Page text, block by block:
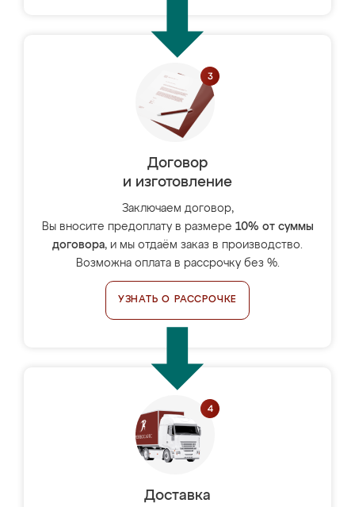
Договор
и изготовление
Заключаем договор,
Вы вносите предоплату в размере 10% от суммы
договора, и мы отдаём заказ в производство.
Возможна оплата в рассрочку без %.
УЗНАТЬ О РАССРОЧКЕ
Доставка